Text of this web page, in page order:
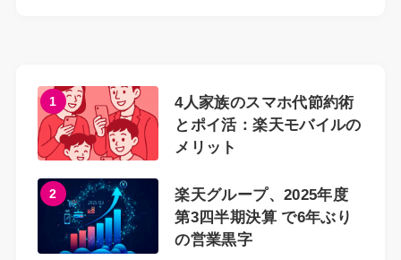
1
4人家族のスマホ代節約術
とポイ活：楽天モバイルの
メリット
2
楽天グループ、2025年度
第3四半期決算 で6年ぶり
の営業黒字